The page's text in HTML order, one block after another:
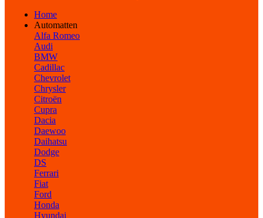
Home
Automatten
Alfa Romeo
Audi
BMW
Cadillac
Chevrolet
Chrysler
Citroën
Cupra
Dacia
Daewoo
Daihatsu
Dodge
DS
Ferrari
Fiat
Ford
Honda
Hyundai